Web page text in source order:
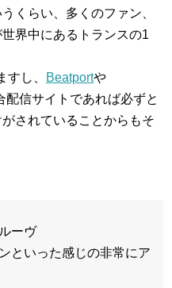
くらい、多くのファン、
界中にあるトランスの1
すし、 Beatportや
配信サイトであれば必ずと
されていることからもそ
ーヴ
といった感じの非常にア